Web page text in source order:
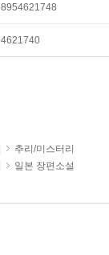
추리/미스터리
일본 장편소설